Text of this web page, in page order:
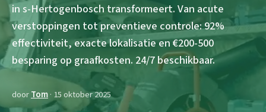
in s-Hertogenbosch transformeert. Van acute
verstoppingen tot preventieve controle: 92%
effectiviteit, exacte lokalisatie en €200-500
besparing op graafkosten. 24/7 beschikbaar.
doorTom· 15 oktober 2025